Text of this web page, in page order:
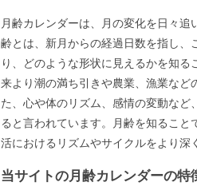
月齢カレンダーは、月の変化を日々追
齢とは、新月からの経過日数を指し、
り、どのような形状に見えるかを知
来より潮の満ち引きや農業、漁業など
た、心や体のリズム、感情の変動な
ると言われています。月齢を知るこ
活におけるリズムやサイクルをより深
当サイトの月齢カレンダーの特